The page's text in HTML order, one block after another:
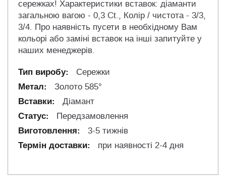
сережках! Характеристики вставок: діаманти
загальною вагою - 0,3 Ct., Колір / чистота - 3/3,
3/4. Про наявність пусети в необхідному Вам
кольорі або заміні вставок на інші запитуйте у
наших менеджерів.
Сережки
Золото 585°
Діамант
Передзамовлення
3-5 тижнів
при наявності 2-4 дня